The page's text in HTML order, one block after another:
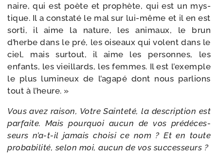
naire, qui est poète et pro­phète, qui est un mys­
tique. Il a consta­té le mal sur lui-​même et il en est
sor­ti, il aime la nature, les ani­maux, le brun
d’herbe dans le pré, les oiseaux qui volent dans le
ciel, mais sur­tout, il aime les per­sonnes, les
enfants, les vieillards, les femmes. Il est l’exemple
le plus lumi­neux de l’a­ga­pé dont nous par­lions
tout à l’heure. »
Vous avez rai­son, Votre Sainteté, la des­crip­tion est
par­faite. Mais pour­quoi aucun de vos pré­dé­ces­
seurs n’a-​t-​il jamais choi­si ce nom ? Et en toute
pro­ba­bi­li­té, selon moi, aucun de vos successeurs ?